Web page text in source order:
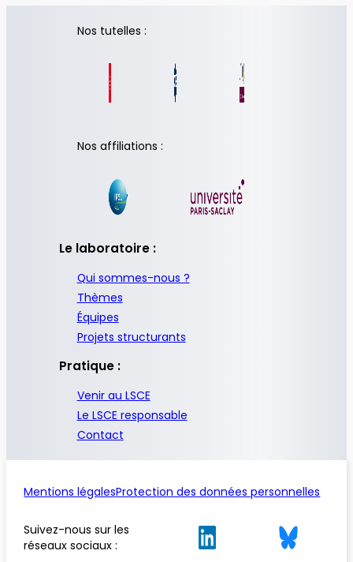
Nos tutelles :
Nos affiliations :
Le laboratoire :
Qui sommes-nous ?
Thèmes
Équipes
Projets structurants
Pratique :
Venir au LSCE
Le LSCE responsable
Contact
Mentions légalesProtection des données personnelles
Suivez-nous sur les
réseaux sociaux :